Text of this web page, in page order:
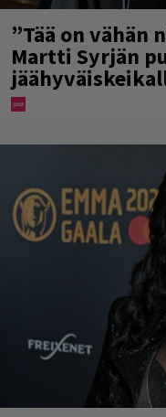
”Tää on vähän
Martti Syrjän